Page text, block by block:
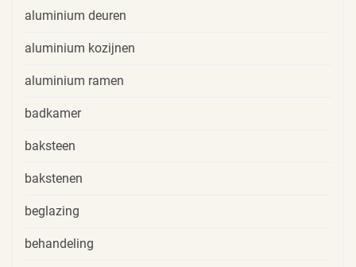
aluminium deuren
aluminium kozijnen
aluminium ramen
badkamer
baksteen
bakstenen
beglazing
behandeling